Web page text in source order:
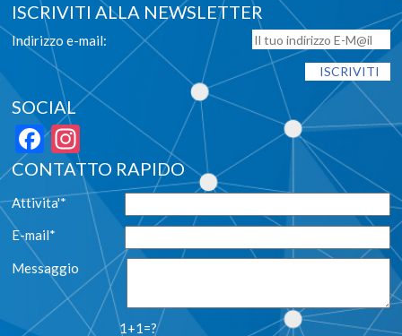
ISCRIVITI ALLA NEWSLETTER
Indirizzo e-mail:
SOCIAL
Facebook
Instagram
CONTATTO RAPIDO
Attivita'*
E-mail*
Messaggio
1+1=?